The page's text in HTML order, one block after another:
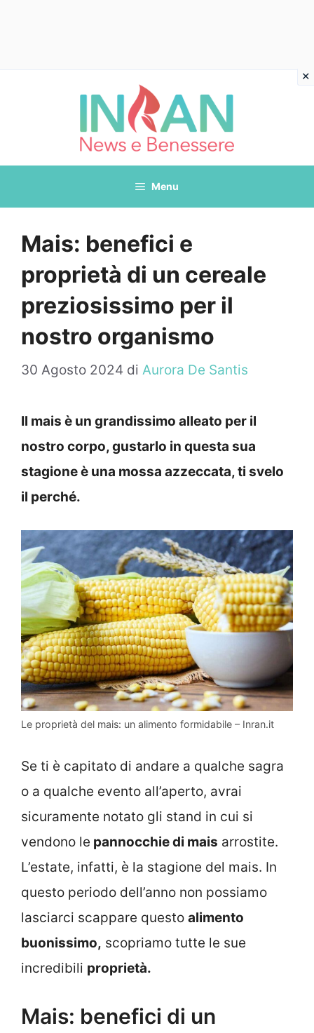
Menu
Mais: benefici e
proprietà di un cereale
preziosissimo per il
nostro organismo
30 Agosto 2024 di Aurora De Santis
Il mais è un grandissimo alleato per il
nostro corpo, gustarlo in questa sua
stagione è una mossa azzeccata, ti svelo
il perché.
Le proprietà del mais: un alimento formidabile – Inran.it
Se ti è capitato di andare a qualche sagra
o a qualche evento all’aperto, avrai
sicuramente notato gli stand in cui si
vendono le pannocchie di mais arrostite.
L’estate, infatti, è la stagione del mais. In
questo periodo dell’anno non possiamo
lasciarci scappare questo alimento
buonissimo, scopriamo tutte le sue
incredibili proprietà.
Mais: benefici di un